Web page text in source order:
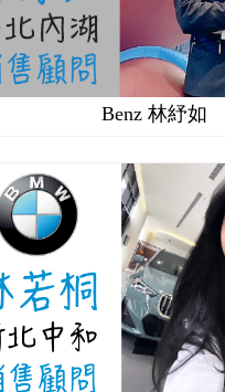
Benz 林紓如